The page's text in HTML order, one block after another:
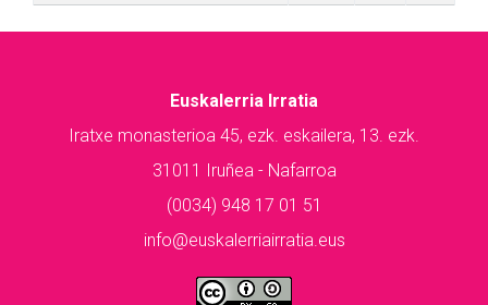
Euskalerria Irratia
Iratxe monasterioa 45, ezk. eskailera, 13. ezk.
31011 Iruñea - Nafarroa
(0034) 948 17 01 51
info@euskalerriairratia.eus